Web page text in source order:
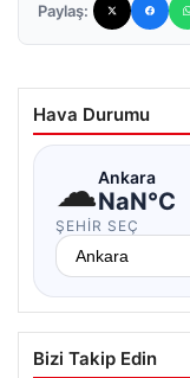
Paylaş:
Hava Durumu
☁Ankara
NaN°C
ŞEHIR SEÇ
Bizi Takip Edin